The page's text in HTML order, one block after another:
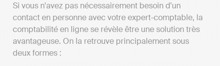
Si vous n'avez pas nécessairement besoin d'un
contact en personne avec votre expert-comptable, la
comptabilité en ligne se révèle être une solution très
avantageuse. On la retrouve principalement sous
deux formes :